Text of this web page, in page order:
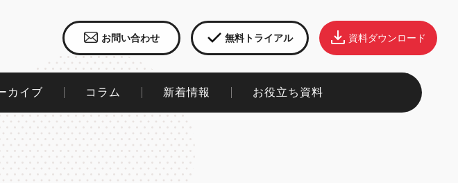
お問い合わせ 無料トライアル 資料ダウンロード
カイブ コラム​ 新着情報​ お役立ち資料​